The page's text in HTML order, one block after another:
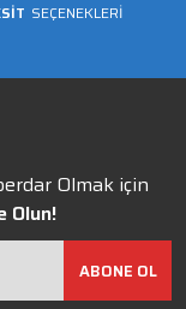
SEÇENEKLERİ
Olmak için
Olun!
ABONE OL